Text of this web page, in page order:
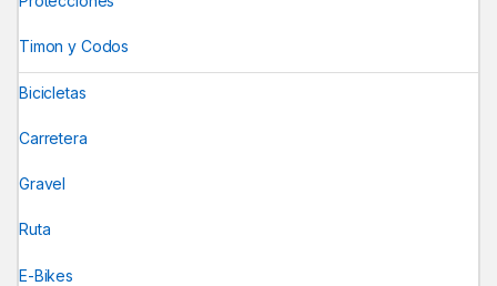
Timon y Codos
Bicicletas
Carretera
Gravel
Ruta
E-Bikes